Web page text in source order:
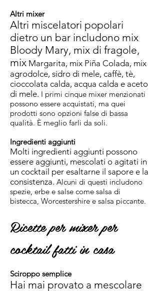
Altri mixer
Altri miscelatori popolari
dietro un bar includono mix
Bloody Mary, mix di fragole,
mix Margarita, mix Piña Colada, mix
agrodolce, sidro di mele, caffè, tè,
cioccolata calda, acqua calda e aceto
di mele. I primi cinque mixer menzionati
possono essere acquistati, ma quei
prodotti sono opzioni false di bassa
qualità. È meglio farli da soli.
Ingredienti aggiunti
Molti ingredienti aggiunti possono
essere aggiunti, mescolati o agitati in
un cocktail per esaltarne il sapore e la
consistenza. Alcuni di questi includono
spezie, erbe e salse come salsa di
bistecca, Worcestershire e salsa piccante.
Ricette per mixer per
cocktail fatti in casa
Sciroppo semplice
Hai mai provato a mescolare